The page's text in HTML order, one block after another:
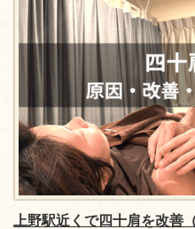
上野駅近くで四十肩を改善